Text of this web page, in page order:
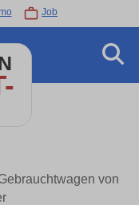
Job
von